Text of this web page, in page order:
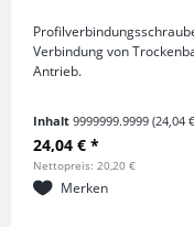
Verbindung von
Antrieb.
Inhalt9999999.9999(24,04
24,04 € *
Nettopreis: 20,20 €
Merken